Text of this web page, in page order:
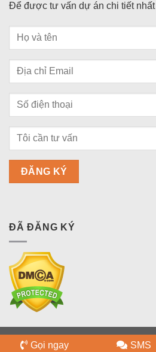
Để được tư vấn dự án chi tiết nhất
ĐÃ ĐĂNG KÝ
Copyright 2026 ©
Gọi ngay SMS